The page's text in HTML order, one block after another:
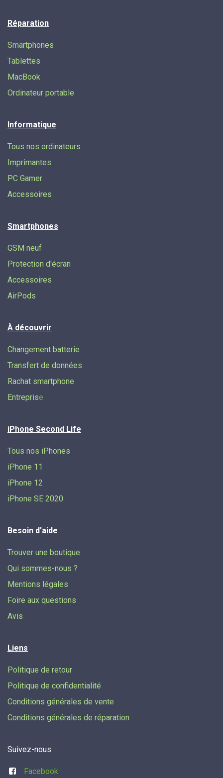
Réparation
Smartphones
Tablettes
MacBook
Ordinateur portable
Informatique
Tous nos ordinateurs
Imprimantes
PC Gamer
Accessoires
Smartphones
GSM neuf
Protection d'écran
Accessoires
AirPods
À découvrir
Changement batterie
Transfert de données​
Rachat smartphone
Entreprise
iPhone Second Life
Tous nos iPhones
iPhone 11
iPhone 12
iPhone SE 2020
Besoin d'aide
Trouver une boutique
Qui sommes-nous ?
Mentions légales
Foire aux questions
Avis
Liens
Politique de retour
Politique de confidentialité
Conditions générales de vente
Conditions générales de réparation
Suivez-nous
Facebook